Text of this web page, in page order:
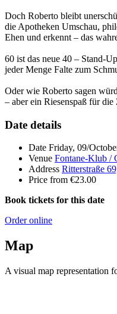
Doch Roberto bleibt
die Apotheken Umschau,
Ehen und erkennt – das
60 ist das neue 40 – Stand-
jeder Menge Falte zum
Oder wie Roberto sagen
– aber ein Riesenspaß für die
Date details
Date Friday, 09/
Venue Fontane-Klub /
Address Ritterstraße
Price from €23.00
Book tickets for this date
Order online
Map
A visual map representation